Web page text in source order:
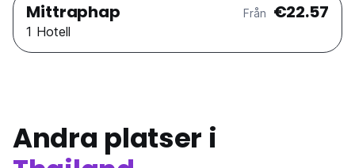
Mittraphap Från €22.57
1 Hotell
Andra platser i